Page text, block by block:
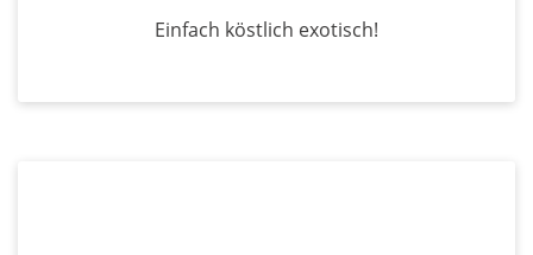
Einfach köstlich exotisch!